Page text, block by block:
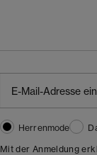
Herrenmode
Mit der Anmeldung